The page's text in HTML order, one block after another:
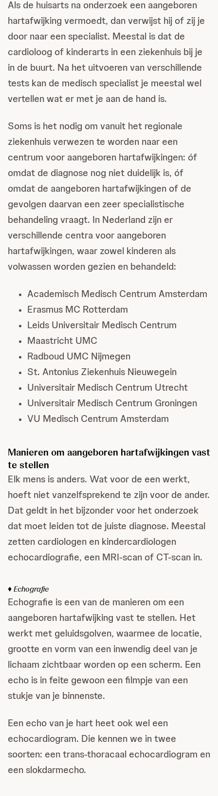
Als de huisarts na onderzoek een aangeboren
hartafwijking vermoedt, dan verwijst hij of zij je
door naar een specialist. Meestal is dat de
cardioloog of kinderarts in een ziekenhuis bij je
in de buurt. Na het uitvoeren van verschillende
tests kan de medisch specialist je meestal wel
vertellen wat er met je aan de hand is.
Soms is het nodig om vanuit het regionale
ziekenhuis verwezen te worden naar een
centrum voor aangeboren hartafwijkingen: óf
omdat de diagnose nog niet duidelijk is, óf
omdat de aangeboren hartafwijkingen of de
gevolgen daarvan een zeer specialistische
behandeling vraagt. In Nederland zijn er
verschillende centra voor aangeboren
hartafwijkingen, waar zowel kinderen als
volwassen worden gezien en behandeld:
Academisch Medisch Centrum Amsterdam
Erasmus MC Rotterdam
Leids Universitair Medisch Centrum
Maastricht UMC
Radboud UMC Nijmegen
St. Antonius Ziekenhuis Nieuwegein
Universitair Medisch Centrum Utrecht
Universitair Medisch Centrum Groningen
VU Medisch Centrum Amsterdam
Manieren om aangeboren hartafwijkingen vast
te stellen
Elk mens is anders. Wat voor de een werkt,
hoeft niet vanzelfsprekend te zijn voor de ander.
Dat geldt in het bijzonder voor het onderzoek
dat moet leiden tot de juiste diagnose. Meestal
zetten cardiologen en kindercardiologen
echocardiografie, een MRI-scan of CT-scan in.
♦ Echografie
Echografie is een van de manieren om een
aangeboren hartafwijking vast te stellen. Het
werkt met geluidsgolven, waarmee de locatie,
grootte en vorm van een inwendig deel van je
lichaam zichtbaar worden op een scherm. Een
echo is in feite gewoon een filmpje van een
stukje van je binnenste.
Een echo van je hart heet ook wel een
echocardiogram. Die kennen we in twee
soorten: een trans-thoracaal echocardiogram en
een slokdarmecho.